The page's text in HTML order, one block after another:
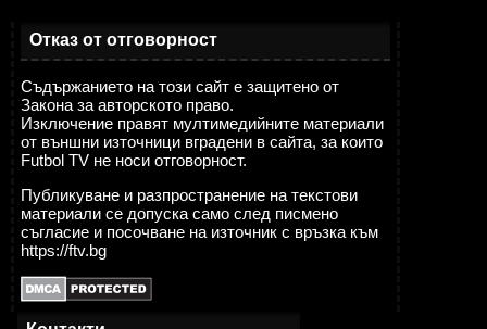
Отказ от отговорност
Съдържанието на този сайт е защитено от
Закона за авторското право.
Изключение правят мултимедийните материали
от външни източници вградени в сайта, за които
Futbol TV не носи отговорност.
Публикуване и разпространение на текстови
материали се допуска само след писмено
съгласие и посочване на източник с връзка към
https://ftv.bg